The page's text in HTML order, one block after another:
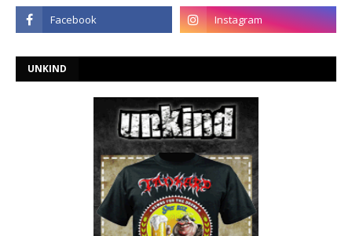
UNKIND